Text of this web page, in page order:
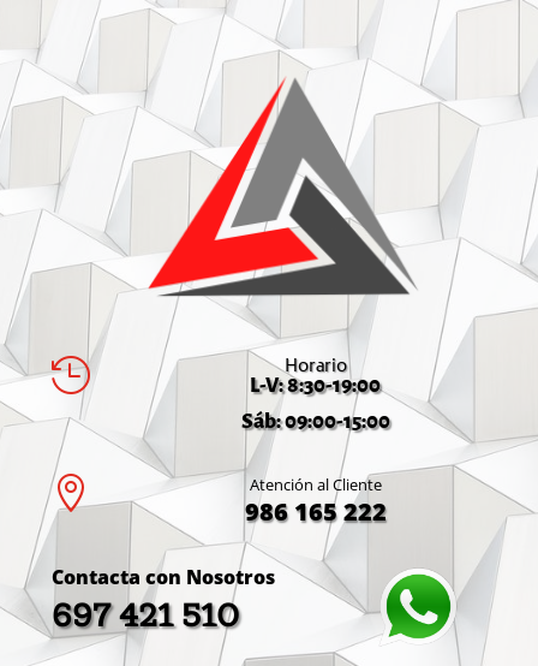
 Horario
L-V: 8:30-19:00
Sáb: 09:00-15:00
 Atención al Cliente
986 165 222
Contacta con Nosotros
697 421 510